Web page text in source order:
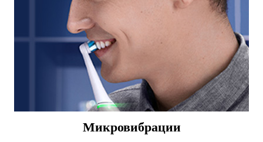
Микровибрации